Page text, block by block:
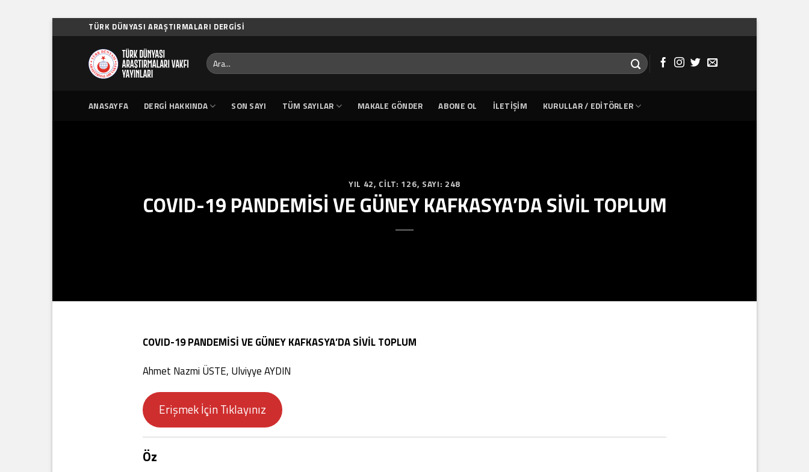
to
TÜRK DÜNYASI ARAŞTIRMALARI DERGISI
Ara:
ANASAYFA DERGI HAKKINDA SON SAYI TÜM SAYILAR MAKALE GÖNDER ABONE OL İLETIŞIM KURULLAR / EDITÖRLER
YIL 42, CILT: 126, SAYI: 248
COVID-19 PANDEMİSİ VE GÜNEY KAFKASYA’DA SİVİL TOPLUM
COVID-19 PANDEMİSİ VE GÜNEY KAFKASYA’DA SİVİL TOPLUM
Ahmet Nazmi ÜSTE, Ulviyye AYDIN
Erişmek İçin Tıklayınız
Öz